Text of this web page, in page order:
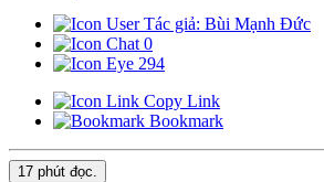
Tác giả: Bùi Mạnh Đức
0
294
Copy Link
Bookmark
17 phút đọc.